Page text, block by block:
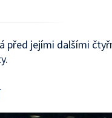
před jejími dalšími